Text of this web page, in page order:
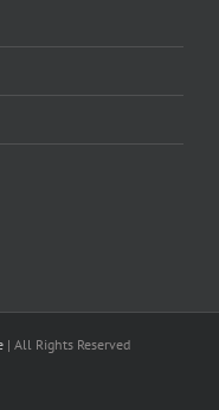
| All Rights Reserved